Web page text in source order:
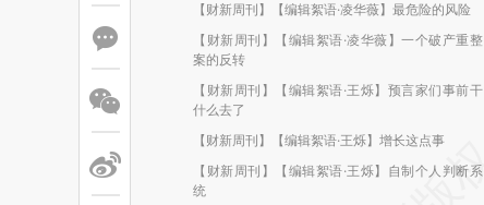
【财新周刊】【编辑絮语·凌华薇】最危险的风险
【财新周刊】【编辑絮语·凌华薇】一个破产重整
案的反转
【财新周刊】【编辑絮语·王烁】预言家们事前干
什么去了
【财新周刊】【编辑絮语·王烁】增长这点事
【财新周刊】【编辑絮语·王烁】自制个人判断系
统